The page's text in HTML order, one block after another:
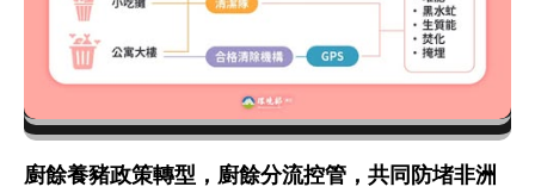
廚餘養豬政策轉型，廚餘分流控管，共同防堵非洲